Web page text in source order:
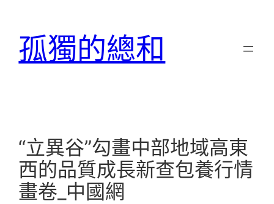
孤獨的總和
“立異谷”勾畫中部地域高東
西的品質成長新查包養行情
畫卷_中國網